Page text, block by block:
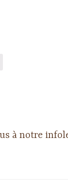
à notre